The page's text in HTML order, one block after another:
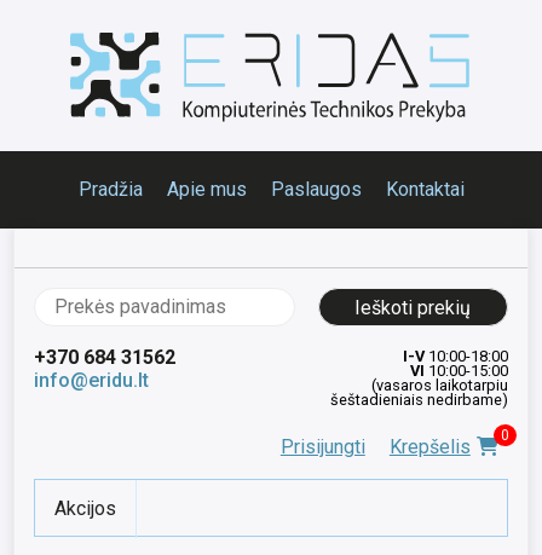
Pradžia Apie mus Paslaugos Kontaktai
Ieškoti:
+370 684 31562
info@eridu.lt
I-V10:00-18:00
VI 10:00-15:00
(vasaros laikotarpiu
šeštadieniais nedirbame)
Prisijungti Krepšelis 0
Akcijos